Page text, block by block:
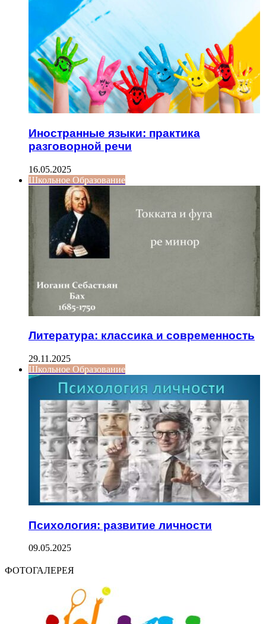
Иностранные языки: практика
разговорной речи
16.05.2025
Школьное Образование
Литература: классика и современность
29.11.2025
Школьное Образование
Психология: развитие личности
09.05.2025
ФОТОГАЛЕРЕЯ